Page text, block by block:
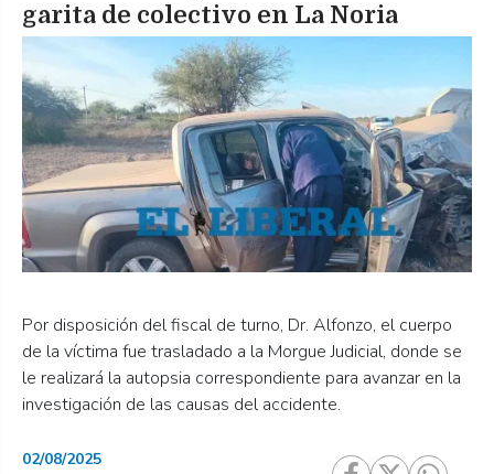
garita de colectivo en La Noria
Por disposición del fiscal de turno, Dr. Alfonzo, el cuerpo
de la víctima fue trasladado a la Morgue Judicial, donde se
le realizará la autopsia correspondiente para avanzar en la
investigación de las causas del accidente.
02/08/2025